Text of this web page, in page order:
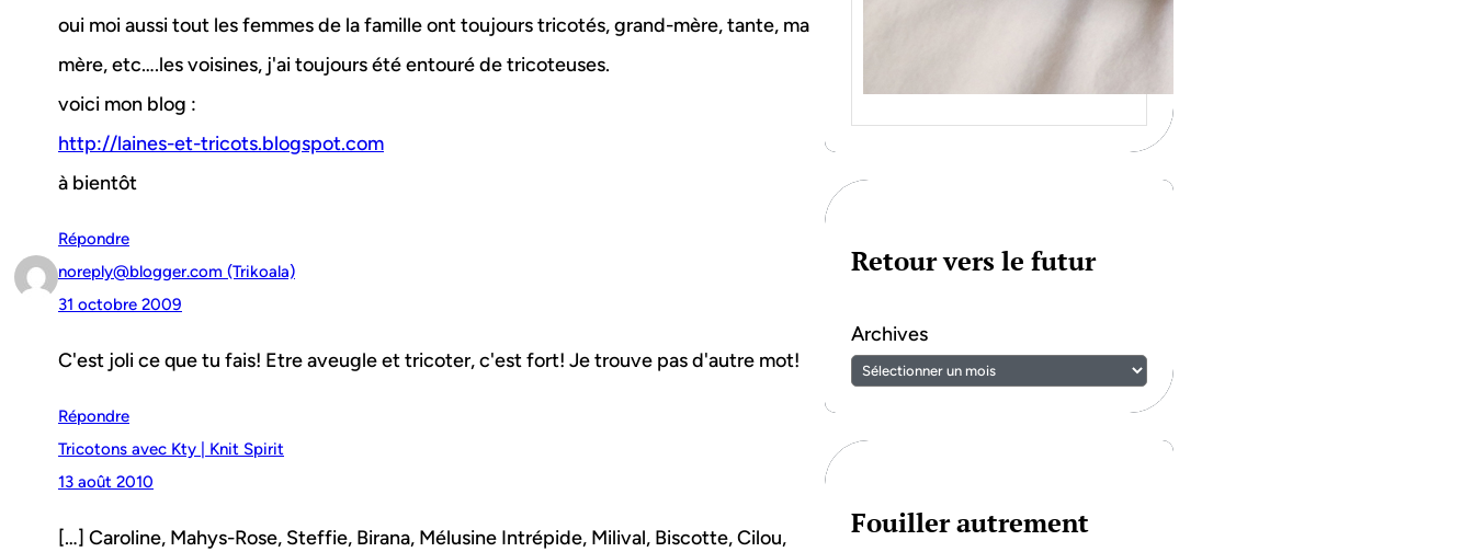
oui moi aussi tout les femmes de la famille ont toujours tricotés, grand-mère, tante, ma
mère, etc….les voisines, j'ai toujours été entouré de tricoteuses.
voici mon blog :
http://laines-et-tricots.blogspot.com
à bientôt
Répondre
noreply@blogger.com (Trikoala)
31 octobre 2009
C'est joli ce que tu fais! Etre aveugle et tricoter, c'est fort! Je trouve pas d'autre mot!
Répondre
Tricotons avec Kty | Knit Spirit
13 août 2010
[…] Caroline, Mahys-Rose, Steffie, Birana, Mélusine Intrépide, Milival, Biscotte, Cilou,
Retour vers le futur
Archives
Fouiller autrement